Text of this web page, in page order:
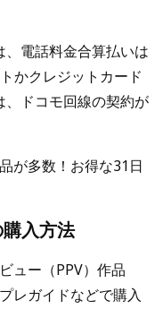
、電話料金合算払いは
かクレジットカード
ドコモ回線の契約が
が多数！お得な31日
入方法
ュー（PPV）作品
レガイドなどで購入